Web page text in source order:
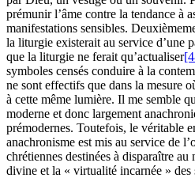
prémunir l’âme contre la tendance à
manifestations sensibles.
la liturgie existerait au service d’une
que la liturgie ne ferait qu’actualiser
symboles censés conduire à la
ne sont effectifs que dans la mesure
à cette même lumière. Il me semble
moderne et donc largement
prémodernes. Toutefois, le véritable
anachronisme est mis au service de
chrétiennes destinées à disparaître
divine et la « virtualité incarnée » des